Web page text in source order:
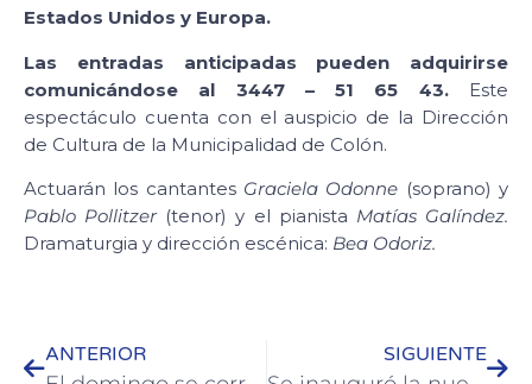
Estados Unidos y Europa.
Las entradas anticipadas pueden adquirirse
comunicándose al 3447 – 51 65 43.Este
espectáculo cuenta con el auspicio de la Dirección
de Cultura de la Municipalidad de Colón.
Actuarán los cantantes Graciela Odonne (soprano) y
Pablo Pollitzer(tenor) y el pianista Matías Galíndez.
Dramaturgia y dirección escénica: Bea Odoriz.
ANTERIOR SIGUIENTE